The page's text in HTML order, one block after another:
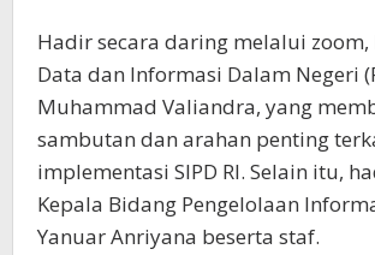
Hadir secara daring melalui zoom,
Data dan Informasi Dalam Negeri
Muhammad Valiandra, yang
sambutan dan arahan penting
implementasi SIPD RI. Selain itu,
Kepala Bidang Pengelolaan
Yanuar Anriyana beserta staf.